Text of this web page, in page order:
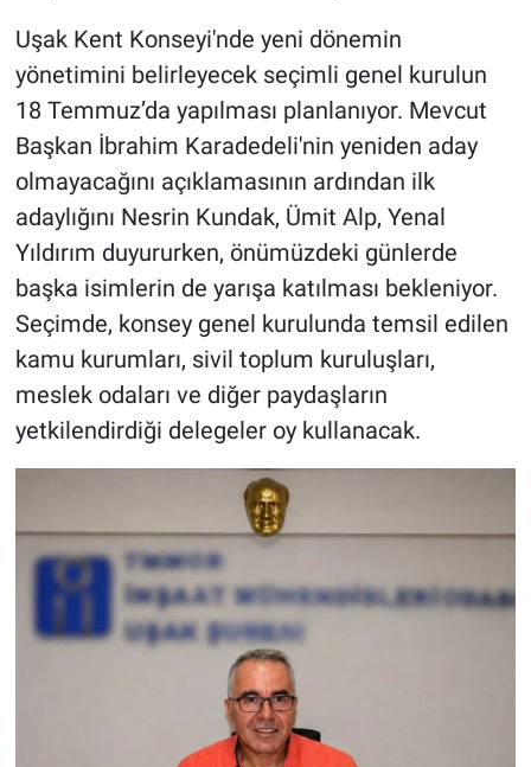
Uşak Kent Konseyi'nde yeni dönemin
yönetimini belirleyecek seçimli genel kurulun
18 Temmuz’da yapılması planlanıyor. Mevcut
Başkan İbrahim Karadedeli'nin yeniden aday
olmayacağını açıklamasının ardından ilk
adaylığını Nesrin Kundak, Ümit Alp, Yenal
Yıldırım duyururken, önümüzdeki günlerde
başka isimlerin de yarışa katılması bekleniyor.
Seçimde, konsey genel kurulunda temsil edilen
kamu kurumları, sivil toplum kuruluşları,
meslek odaları ve diğer paydaşların
yetkilendirdiği delegeler oy kullanacak.